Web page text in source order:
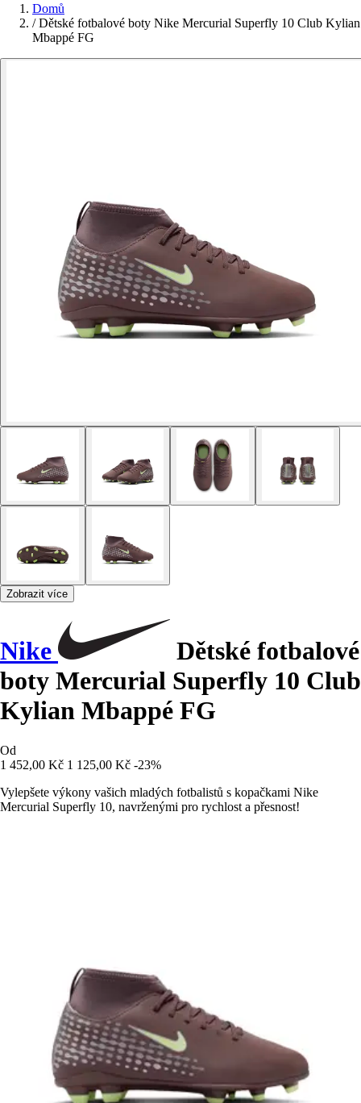
Domů
/ Dětské fotbalové boty Nike Mercurial Superfly 10 Club Kylian
Mbappé FG
Zobrazit více
Nike
Dětské fotbalové
boty Mercurial Superfly 10 Club
Kylian Mbappé FG
Od
1 452,00 Kč 1 125,00 Kč -23%
Vylepšete výkony vašich mladých fotbalistů s kopačkami Nike
Mercurial Superfly 10, navrženými pro rychlost a přesnost!